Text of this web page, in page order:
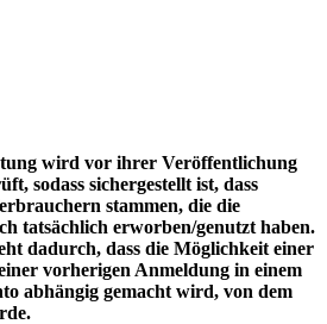
wird vor ihrer Veröffentlichung
sodass sichergestellt ist, dass
stammen, die die
tatsächlich erworben/genutzt haben.
dadurch, dass die Möglichkeit einer
vorherigen Anmeldung in einem
abhängig gemacht wird, von dem